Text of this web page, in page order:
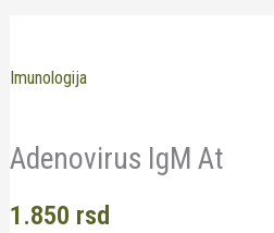
Imunologija
Adenovirus IgM At
1.850 rsd